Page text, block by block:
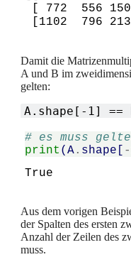
Damit die
A und B im
gelten:
A.shape[-1] ==
# es muss
print (A . shape -
Aus dem vorigen
der Spalten des ersten
Anzahl der Zeilen des
muss.